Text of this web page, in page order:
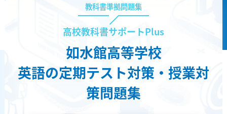
教科書準拠問題集
高校教科書サポートPlus
如水館高等学校
英語の定期テスト対策・授業対
策問題集